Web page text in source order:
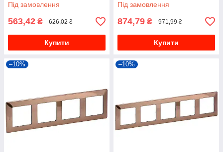
Під замовлення
563,42 ₴ 626,02 ₴
Купити
Під замовлення
874,79 ₴ 971,99 ₴
Купити
–10% –10%